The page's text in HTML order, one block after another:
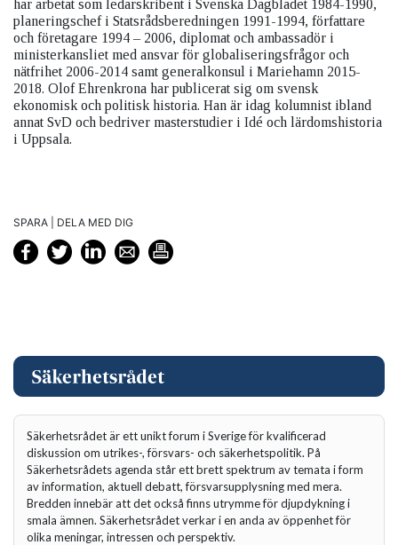
har arbetat som ledarskribent i Svenska Dagbladet 1984-1990,
planeringschef i Statsrådsberedningen 1991-1994, författare
och företagare 1994 – 2006, diplomat och ambassadör i
ministerkansliet med ansvar för globaliseringsfrågor och
nätfrihet 2006-2014 samt generalkonsul i Mariehamn 2015-
2018. Olof Ehrenkrona har publicerat sig om svensk
ekonomisk och politisk historia. Han är idag kolumnist ibland
annat SvD och bedriver masterstudier i Idé och lärdomshistoria
i Uppsala.
SPARA | DELA MED DIG
Säkerhetsrådet är ett unikt forum i Sverige för kvalificerad
diskussion om utrikes-, försvars- och säkerhetspolitik. På
Säkerhetsrådets agenda står ett brett spektrum av temata i form
av information, aktuell debatt, försvarsupplysning med mera.
Bredden innebär att det också finns utrymme för djupdykning i
smala ämnen. Säkerhetsrådet verkar i en anda av öppenhet för
olika meningar, intressen och perspektiv.